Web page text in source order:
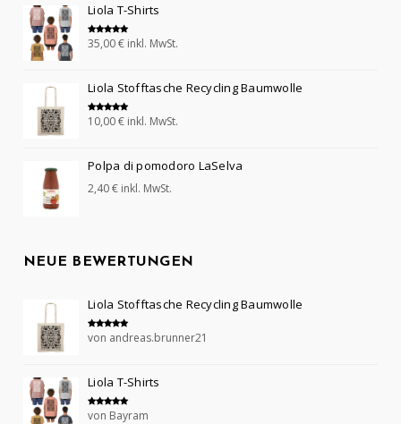
Liola T-Shirts
Bewertet mit
5.00
35,00€ inkl. MwSt.
Liola Stofftasche Recycling Baumwolle
Bewertet mit
5.00
10,00€ inkl. MwSt.
Polpa di pomodoro LaSelva
2,40€ inkl. MwSt.
NEUE BEWERTUNGEN
Liola Stofftasche Recycling Baumwolle
Bewertet mit
von andreas.brunner21
Liola T-Shirts
Bewertet mit
von Bayram